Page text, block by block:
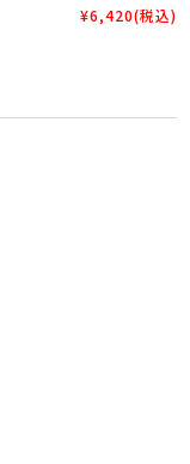
¥6,420(税込)